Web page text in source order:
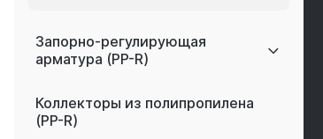
Запорно-регулирующая
арматура (PP-R)
Коллекторы из полипропилена
(PP-R)